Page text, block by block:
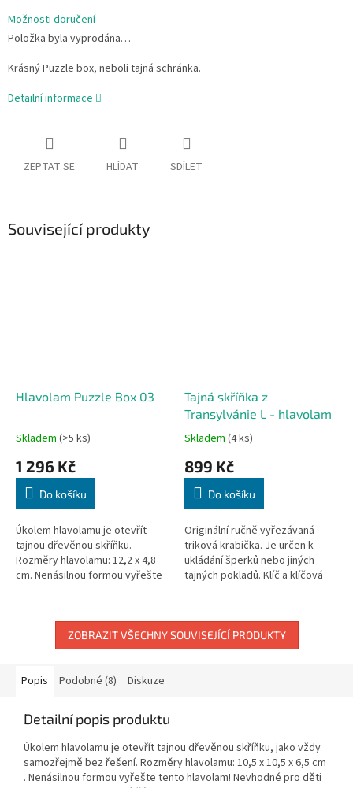
Možnosti doručení
Položka byla vyprodána…
Krásný Puzzle box, neboli tajná schránka.
Detailní informace
ZEPTAT SE HLÍDAT SDÍLET
Související produkty
Hlavolam Puzzle Box 03
Skladem (>5 ks)
1 296 Kč
Do košíku
Úkolem hlavolamu je otevřít
tajnou dřevěnou skříňku.
Rozměry hlavolamu: 12,2 x 4,8
cm. Nenásilnou formou vyřešte
Tajná skříňka z
Transylvánie L - hlavolam
Skladem (4 ks)
899 Kč
Do košíku
Originální ručně vyřezávaná
triková krabička. Je určen k
ukládání šperků nebo jiných
tajných pokladů. Klíč a klíčová
pomocí...
ZOBRAZIT VŠECHNY SOUVISEJÍCÍ PRODUKTY
Popis Podobné (8) Diskuze
Detailní popis produktu
Úkolem hlavolamu je otevřít tajnou dřevěnou skříňku, jako vždy
samozřejmě bez řešení. Rozměry hlavolamu: 10,5 x 10,5 x 6,5 cm
. Nenásilnou formou vyřešte tento hlavolam! Nevhodné pro děti